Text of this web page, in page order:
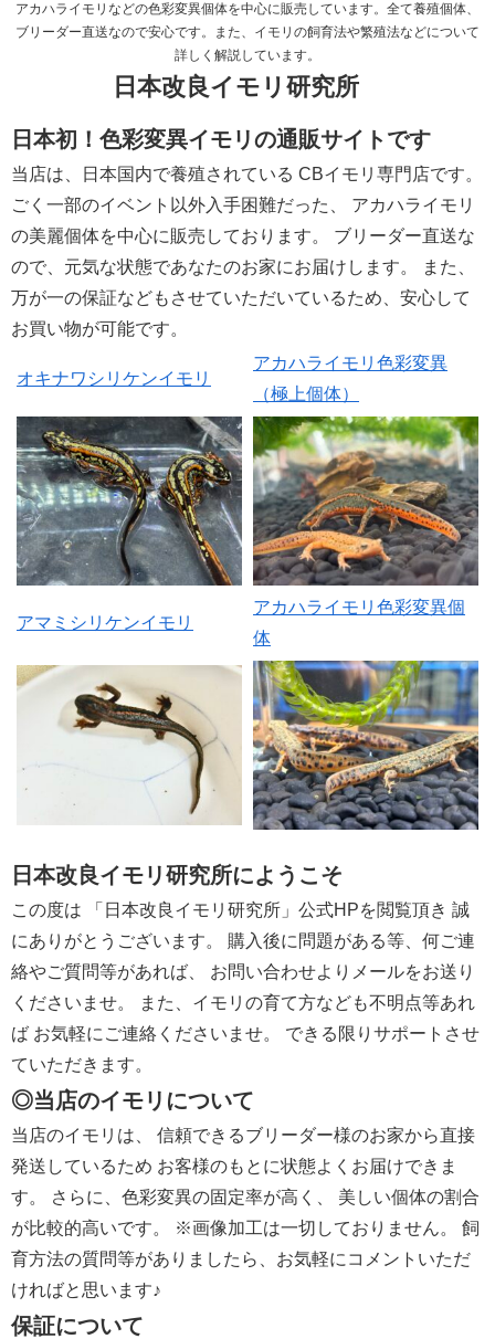
アカハライモリなどの色彩変異個体を中心に販売しています。全て養殖個体、
ブリーダー直送なので安心です。また、イモリの飼育法や繁殖法などについて
詳しく解説しています。
日本改良イモリ研究所
日本初！色彩変異イモリの通販サイトです
当店は、日本国内で養殖されている CBイモリ専門店です。
ごく一部のイベント以外入手困難だった、 アカハライモリ
の美麗個体を中心に販売しております。 ブリーダー直送な
ので、元気な状態であなたのお家にお届けします。 また、
万が一の保証などもさせていただいているため、安心して
お買い物が可能です。
オキナワシリケンイモリ
アカハライモリ色彩変異
（極上個体）
アマミシリケンイモリ
アカハライモリ色彩変異個
体
日本改良イモリ研究所にようこそ
この度は 「日本改良イモリ研究所」公式HPを閲覧頂き 誠
にありがとうございます。 購入後に問題がある等、何ご連
絡やご質問等があれば、 お問い合わせよりメールをお送り
くださいませ。 また、イモリの育て方なども不明点等あれ
ば お気軽にご連絡くださいませ。 できる限りサポートさせ
ていただきます。
◎当店のイモリについて
当店のイモリは、 信頼できるブリーダー様のお家から直接
発送しているため お客様のもとに状態よくお届けできま
す。 さらに、色彩変異の固定率が高く、 美しい個体の割合
が比較的高いです。 ※画像加工は一切しておりません。 飼
育方法の質問等がありましたら、お気軽にコメントいただ
ければと思います♪
保証について